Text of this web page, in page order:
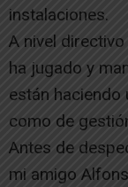
instalaciones.
A nivel
ha jugado y
están
como de
Antes de
mi amigo